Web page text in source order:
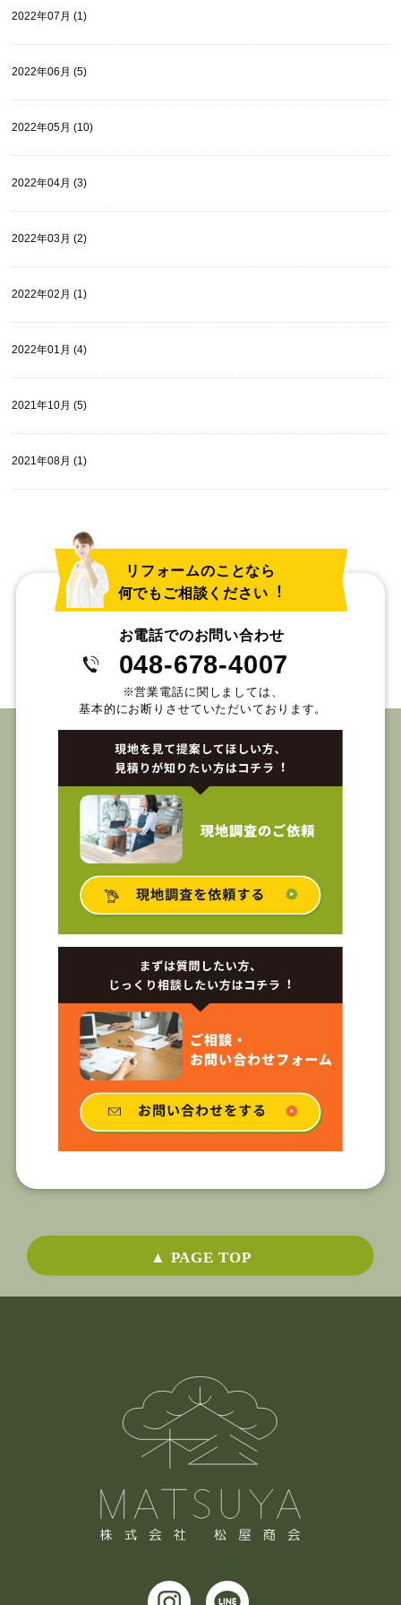
2022年07月 (1)
2022年06月 (5)
2022年05月 (10)
2022年04月 (3)
2022年03月 (2)
2022年02月 (1)
2022年01月 (4)
2021年10月 (5)
2021年08月 (1)
リフォームのことなら
何でもご相談ください︕
お電話でのお問い合わせ
048-678-4007
※営業電話に関しましては、
基本的にお断りさせていただいております。